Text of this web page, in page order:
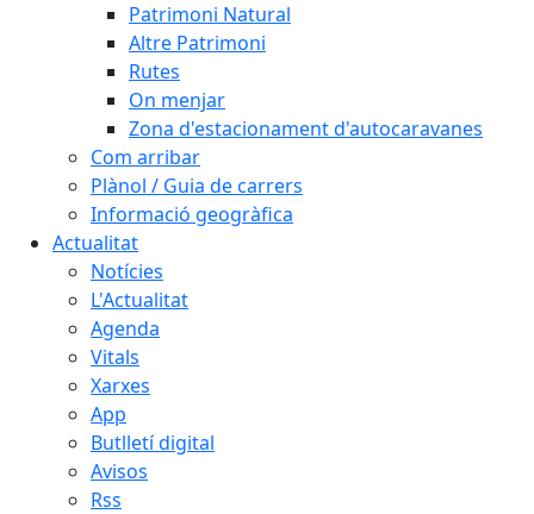
Patrimoni Natural
Altre Patrimoni
Rutes
On menjar
Zona d'estacionament d'autocaravanes
Com arribar
Plànol / Guia de carrers
Informació geogràfica
Actualitat
Notícies
L'Actualitat
Agenda
Vitals
Xarxes
App
Butlletí digital
Avisos
Rss